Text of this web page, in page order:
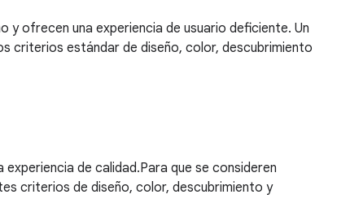
y ofrecen una experiencia de usuario deficiente. Un
criterios estándar de diseño, color, descubrimiento
de calidad.Para que se consideren
criterios de diseño, color, descubrimiento y